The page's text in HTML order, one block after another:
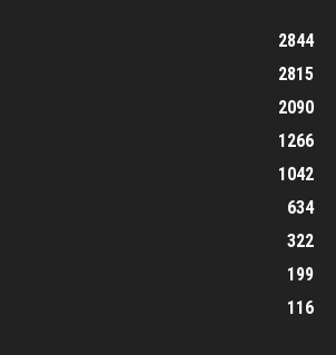
2844
2815
2090
1266
1042
634
322
199
116